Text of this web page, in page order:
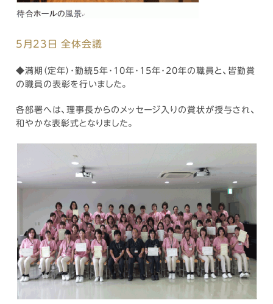
5月23日 全体会議
◆満期（定年）･勤続5年･10年･15年･20年の職員と、皆勤賞
の職員の表彰を行いました。
各部署へは、理事長からのメッセージ入りの賞状が授与され、
和やかな表彰式となりました。